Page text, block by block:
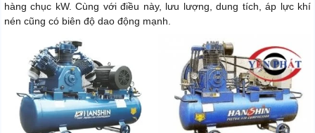
hàng chục kW. Cùng với điều này, lưu lượng, dung tích, áp lực khí
nén cũng có biên độ dao động mạnh.